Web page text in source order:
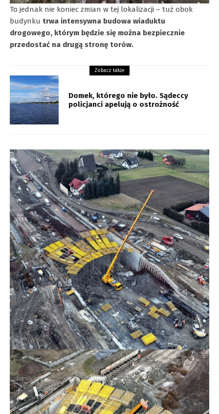
To jednak nie koniec zmian w tej lokalizacji – tuż obok
budynku trwa intensywna budowa wiaduktu
drogowego, którym będzie się można bezpiecznie
przedostać na drugą stronę torów.
Zobacz także
Domek, którego nie było. Sądeccy
policjanci apelują o ostrożność